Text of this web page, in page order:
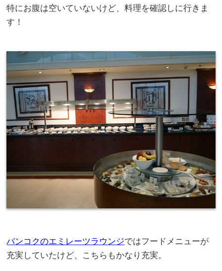
特にお腹は空いていないけど、料理を確認しに行きま
す！
バンコクのエミレーツラウンジではフードメニューが
充実していたけど、こちらもかなり充実。